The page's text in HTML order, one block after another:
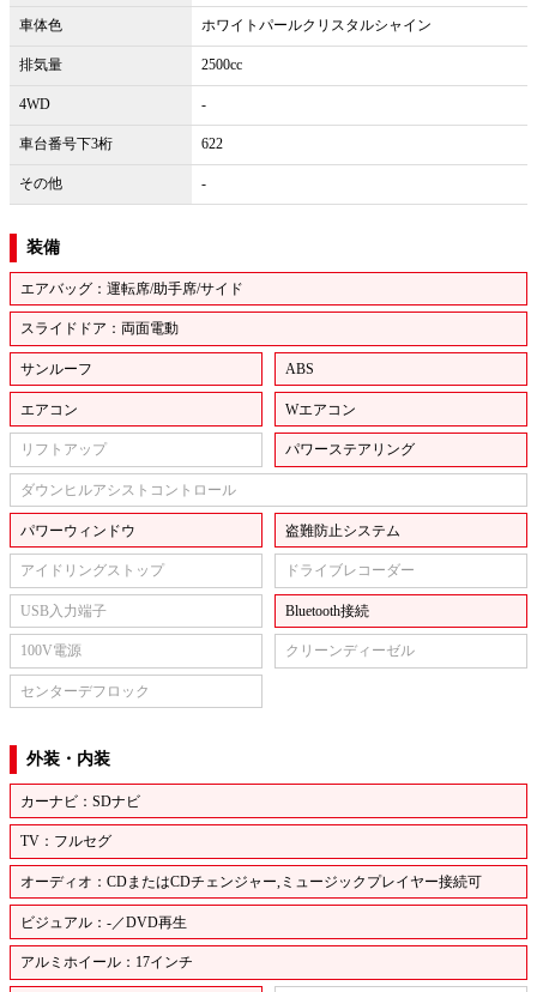
車体色 ホワイトパールクリスタルシャイン
排気量 2500cc
4WD -
車台番号下3桁 622
その他 -
装備
エアバッグ：運転席/助手席/サイド
スライドドア：両面電動
サンルーフ ABS
エアコン Wエアコン
リフトアップ パワーステアリング
ダウンヒルアシストコントロール
パワーウィンドウ 盗難防止システム
アイドリングストップ ドライブレコーダー
USB入力端子 Bluetooth接続
100V電源 クリーンディーゼル
センターデフロック
外装・内装
カーナビ：SDナビ
TV：フルセグ
オーディオ：CDまたはCDチェンジャー,ミュージックプレイヤー接続可
ビジュアル：-／DVD再生
アルミホイール：17インチ